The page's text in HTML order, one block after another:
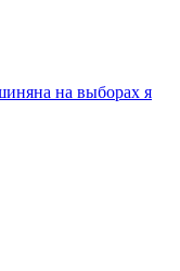
на выборах я